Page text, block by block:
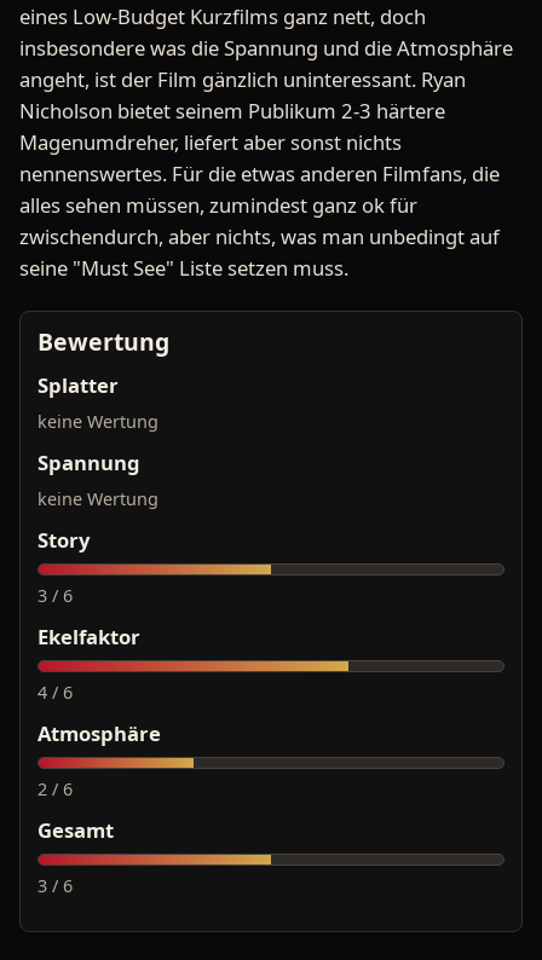
eines Low-Budget Kurzfilms ganz nett, doch
insbesondere was die Spannung und die Atmosphäre
angeht, ist der Film gänzlich uninteressant. Ryan
Nicholson bietet seinem Publikum 2-3 härtere
Magenumdreher, liefert aber sonst nichts
nennenswertes. Für die etwas anderen Filmfans, die
alles sehen müssen, zumindest ganz ok für
zwischendurch, aber nichts, was man unbedingt auf
seine "Must See" Liste setzen muss.
Bewertung
Splatter
keine Wertung
Spannung
keine Wertung
Story
3 / 6
Ekelfaktor
4 / 6
Atmosphäre
2 / 6
Gesamt
3 / 6